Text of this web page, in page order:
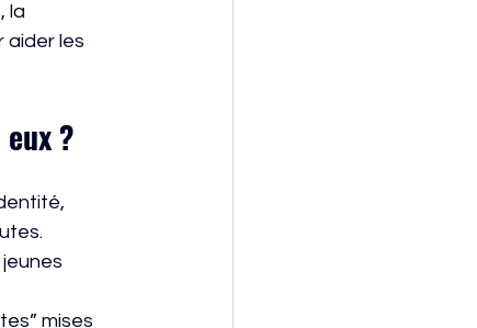
la
aider les
?
mises